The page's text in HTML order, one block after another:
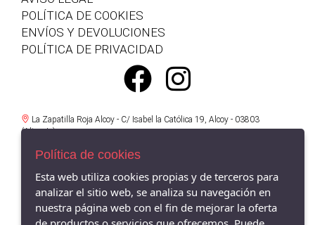
POLÍTICA DE COOKIES
ENVÍOS Y DEVOLUCIONES
POLÍTICA DE PRIVACIDAD
La Zapatilla Roja Alcoy - C/ Isabel la Católica 19, Alcoy - 03803
(Alicante)
Alcoy - 03803 (Alicante)
966338575
La Zapatilla Roja Cocentaina - Av/ Passeig del Comtat 63, Cocentaina -
Política de cookies
Esta web utiliza cookies propias y de terceros para
analizar el sitio web, se analiza su navegación en
nuestra página web con el fin de mejorar la oferta